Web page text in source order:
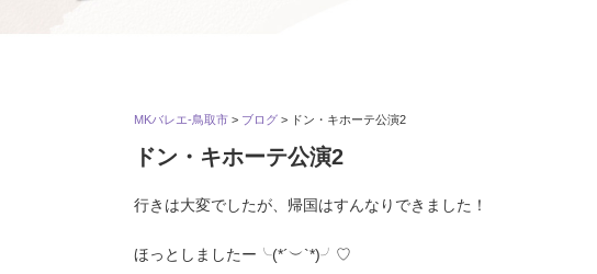
MKバレエ-鳥取市 > ブログ > ドン・キホーテ公演2
ドン・キホーテ公演2
行きは大変でしたが、帰国はすんなりできました！
ほっとしましたー╰(*´︶`*)╯♡